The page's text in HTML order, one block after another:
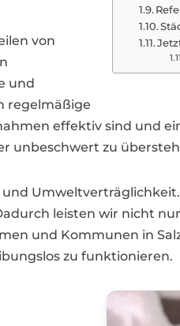
von
und
regelmäßige
effektiv sind und
unbeschwert zu
leisten wir nicht
und Kommunen in
zu funktionieren.